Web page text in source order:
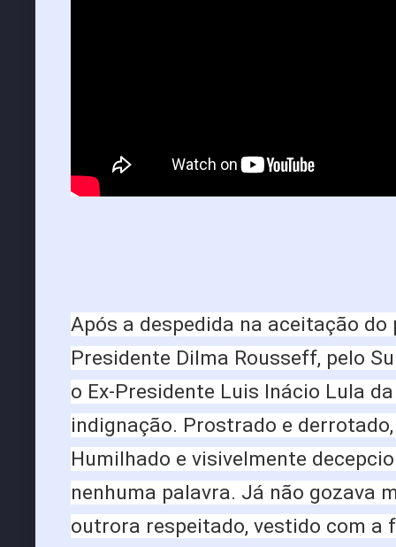
Após a despedida na aceitação
Presidente Dilma Rousseff, pelo
o Ex-Presidente Luis Inácio Lula
indignação. Prostrado e
Humilhado e visivelmente
nenhuma palavra. Já não gozava
outrora respeitado, vestido com a